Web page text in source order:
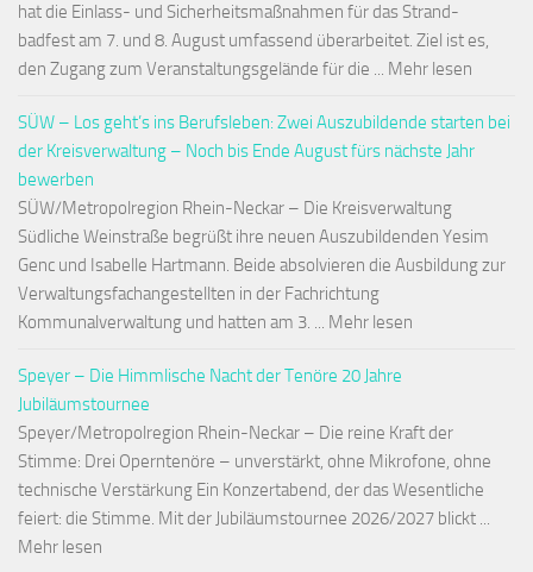
hat die Einlass- und Sicherheitsmaßnahmen für das Strand-
badfest am 7. und 8. August umfassend überarbeitet. Ziel ist es,
den Zugang zum Veranstaltungsgelände für die ... Mehr lesen
SÜW – Los geht’s ins Berufsleben: Zwei Auszubildende starten bei
der Kreisverwaltung – Noch bis Ende August fürs nächste Jahr
bewerben
SÜW/Metropolregion Rhein-Neckar – Die Kreisverwaltung
Südliche Weinstraße begrüßt ihre neuen Auszubildenden Yesim
Genc und Isabelle Hartmann. Beide absolvieren die Ausbildung zur
Verwaltungsfachangestellten in der Fachrichtung
Kommunalverwaltung und hatten am 3. ... Mehr lesen
Speyer – Die Himmlische Nacht der Tenöre 20 Jahre
Jubiläumstournee
Speyer/Metropolregion Rhein-Neckar – Die reine Kraft der
Stimme: Drei Operntenöre – unverstärkt, ohne Mikrofone, ohne
technische Verstärkung Ein Konzertabend, der das Wesentliche
feiert: die Stimme. Mit der Jubiläumstournee 2026/2027 blickt ...
Mehr lesen